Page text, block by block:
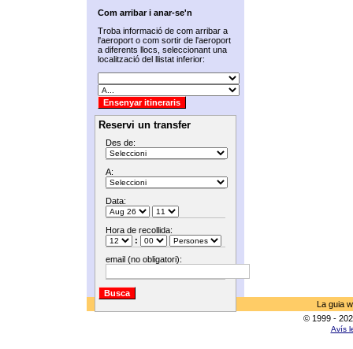
Com arribar i anar-se'n
Troba informació de com arribar a
l'aeroport o com sortir de l'aeroport
a diferents llocs, seleccionant una
localització del llistat inferior:
Reservi un transfer
Des de:
A:
Data:
Hora de recollida:
:
email (no obligatori):
La guia
© 1999 -
Avís